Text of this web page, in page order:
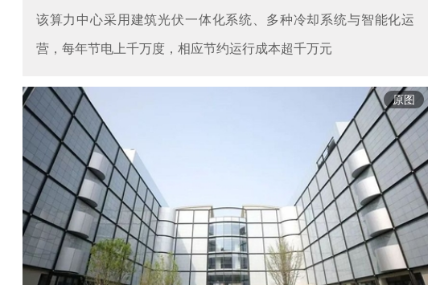
该算力中心采用建筑光伏一体化系统、多种冷却系统与智能化运
营，每年节电上千万度，相应节约运行成本超千万元
原图